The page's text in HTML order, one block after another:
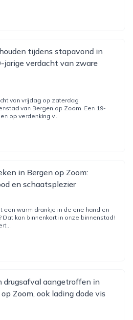
tijdens stapavond in
jarige verdacht van zware
van vrijdag op zaterdag
van Bergen op Zoom. Een 19-
op verdenking v...
in Bergen op Zoom:
en schaatsplezier
een warm drankje in de ene hand en
kan binnenkort in onze binnenstad!
drugsafval aangetroffen in
Zoom, ook lading dode vis